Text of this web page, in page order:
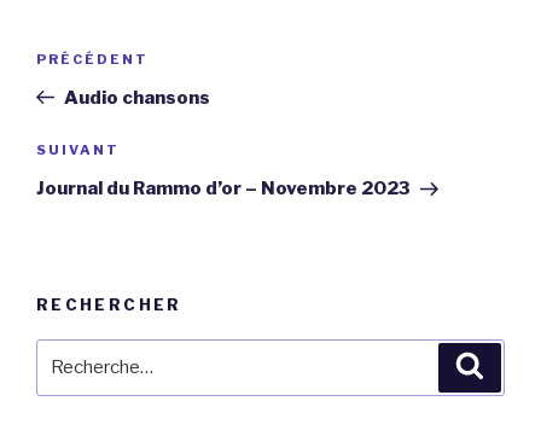
Navigation
l’article
Article
précédent
PRÉCÉDENT
Audio chansons
Article
suivant
SUIVANT
Journal du Rammo d’or – Novembre 2023
RECHERCHER